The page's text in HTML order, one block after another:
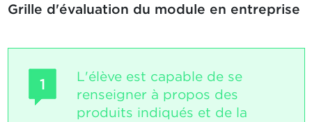
Grille d'évaluation du module en entreprise
1
L'élève est capable de se
renseigner à propos des
produits indiqués et de la